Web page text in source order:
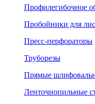
Профилегибочное
Пробойники для
Пресс-перфораторы
Труборезы
Прямые
Ленточнопильные